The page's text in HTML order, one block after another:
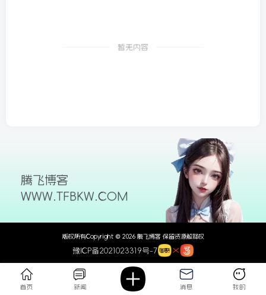
暂无内容
腾飞博客
WWW.TFBKW.COM
版权所有Copyright © 2026 腾飞博客 保留资源解释权
豫ICP备2021023319号-7
首页 新闻 消息 我的